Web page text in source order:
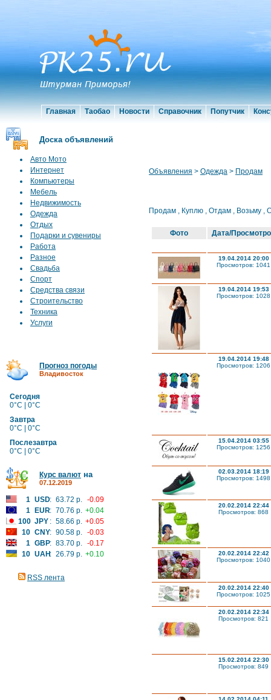
Главная Таобао Новости Справочник Попутчик
Доска объявлений
Авто Мото
Интернет
Компьютеры
Мебель
Недвижимость
Одежда
Отдых
Подарки и сувениры
Работа
Разное
Свадьба
Спорт
Средства связи
Строительство
Техника
Услуги
Прогноз погоды
Владивосток
Сегодня
0°C | 0°C
Завтра
0°C | 0°C
Послезавтра
0°C | 0°C
Курс валют на
07.12.2019
1 USD: 63.72 р. -0.09
1
EUR: 70.76 р. +0.04
100 JPY : 58.66 р. +0.05
10 CNY: 90.58 р. -0.03
1 GBP: 83.70 р. -0.17
10 UAH: 26.79 р. +0.10
RSS лента
Объявления > Одежда > Продам
Продам , Куплю , Отдам , Возьму ,
Фото Дата/
19.04.2014 20:00
Просмотров: 1041
19.04.2014 19:53
Просмотров: 1028
19.04.2014 19:48
Просмотров: 1206
15.04.2014 03:55
Просмотров: 1256
02.03.2014 18:19
Просмотров: 1498
20.02.2014 22:44
Просмотров: 868
20.02.2014 22:42
Просмотров: 1040
20.02.2014 22:40
Просмотров: 1025
20.02.2014 22:34
Просмотров: 821
15.02.2014 22:30
Просмотров: 849